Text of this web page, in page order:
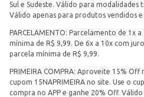
Sul e Sudeste. Válido para
Válido apenas para produtos vendidos
PARCELAMENTO: Parcelamento de 1x
mínima de R$ 9,99. De 6x a 10x com
parcela mínima de R$ 9,99.
PRIMEIRA COMPRA: Aproveite 15%
cupom 15NAPRIMEIRA no site. Use o
compra no APP e ganhe 20% Off.